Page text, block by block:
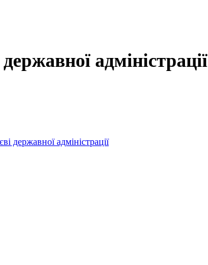
адміністрації
державної адміністрації